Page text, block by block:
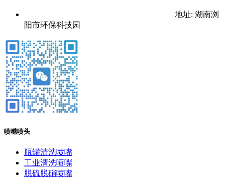
地址: 湖南浏
阳市环保科技园
喷嘴喷头
瓶罐清洗喷嘴
工业清洗喷嘴
脱硫脱硝喷嘴